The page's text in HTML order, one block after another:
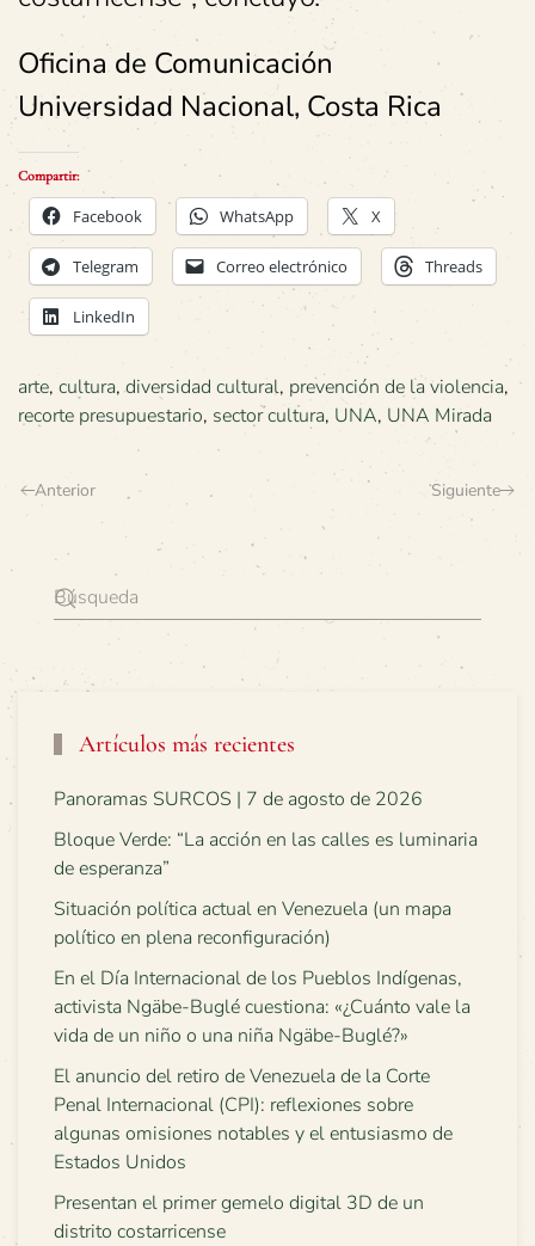
Oficina de Comunicación
Universidad Nacional, Costa Rica
Compartir:
Facebook WhatsApp X
Telegram Correo electrónico Threads
LinkedIn
arte, cultura,diversidad cultural, prevención de la violencia,
recorte presupuestario, sector cultura, UNA, UNA Mirada
Anterior Siguiente
Artículos más recientes
Panoramas SURCOS | 7 de agosto de 2026
Bloque Verde: “La acción en las calles es luminaria
de esperanza”
Situación política actual en Venezuela (un mapa
político en plena reconfiguración)
En el Día Internacional de los Pueblos Indígenas,
activista Ngäbe-Buglé cuestiona: «¿Cuánto vale la
vida de un niño o una niña Ngäbe-Buglé?»
El anuncio del retiro de Venezuela de la Corte
Penal Internacional (CPI): reflexiones sobre
algunas omisiones notables y el entusiasmo de
Estados Unidos
Presentan el primer gemelo digital 3D de un
distrito costarricense